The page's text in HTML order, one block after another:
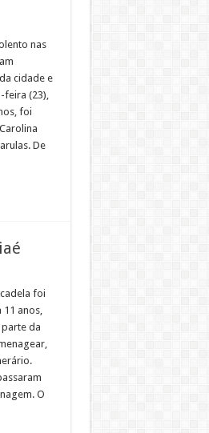
nas
cidade e
(23),
foi
De
foi
anos,
da
O